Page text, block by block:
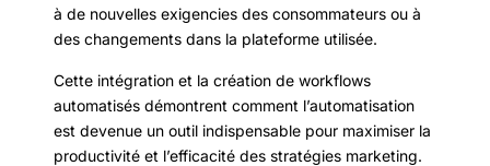
à de nouvelles exigencies des consommateurs ou à
des changements dans la plateforme utilisée.
Cette intégration et la création de workflows
automatisés démontrent comment l’automatisation
est devenue un outil indispensable pour maximiser la
productivité et l’efficacité des stratégies marketing.